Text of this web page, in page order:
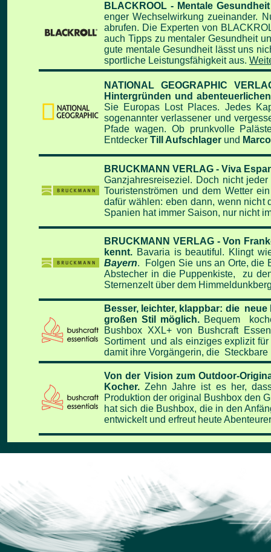
BLACKROOL - Mentale
enger Wechselwirkung zueinander.
abrufen. Die Experten von
auch Tipps zu mentaler Gesundheit
gute mentale Gesundheit lässt uns
sportliche Leistungsfähigkeit aus.
NATIONAL GEOGRAPHIC
Hintergründen und
Sie Europas Lost Places. Jedes
sogenannter verlassener und
Pfade wagen. Ob prunkvolle
Entdecker Till Aufschlager und
BRUCKMANN VERLAG - Viva
Ganzjahresreiseziel. Doch nicht
Touristenströmen und dem Wetter
dafür wählen: eben dann, wenn nicht
Spanien hat immer Saison, nur nicht
BRUCKMANN VERLAG - Von
kennt. Bavaria is beautiful. Klingt
Bayern. Folgen Sie uns an Orte, die
Abstecher in die Puppenkiste, zu
Sternenzelt über dem
Besser, leichter, klappbar: die
großen Stil möglich. Bequem
Bushbox XXL+ von Bushcraft
Sortiment und als einziges explizit
damit ihre Vorgängerin, die
Von der Vision zum Outdoor-
Kocher.Zehn Jahre ist es her,
Produktion der original Bushbox den
hat sich die Bushbox, die in den
entwickelt und erfreut heute